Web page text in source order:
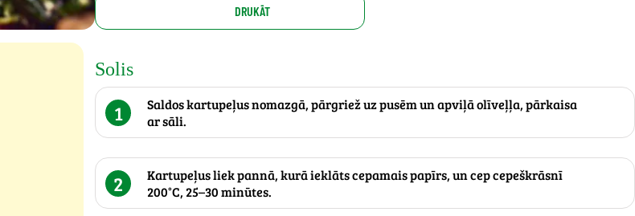
DRUKĀT
Solis
1
Saldos kartupeļus nomazgā, pārgriež uz pusēm un apviļā olīveļļa, pārkaisa
ar sāli.
2
Kartupeļus liek pannā, kurā ieklāts cepamais papīrs, un cep cepeškrāsnī
200°C, 25–30 minūtes.